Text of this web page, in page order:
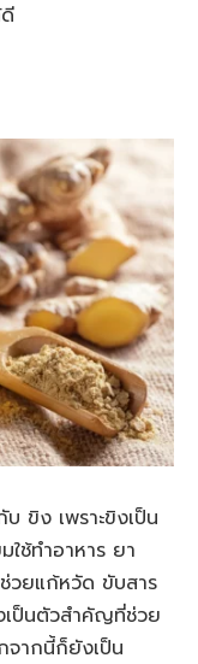
ขิง เพราะขิงเป็น
ช้ทำอาหาร ยา
ยแก้หวัด ขับสาร
เป็นตัวสำคัญที่ช่วย
จากนี้ก็ยังเป็น